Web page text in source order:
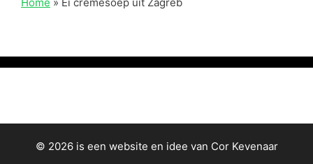
© 2026 is een website en idee van Cor Kevenaar